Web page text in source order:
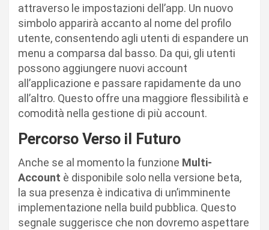
attraverso le impostazioni dell’app. Un nuovo
simbolo apparirà accanto al nome del profilo
utente, consentendo agli utenti di espandere un
menu a comparsa dal basso. Da qui, gli utenti
possono aggiungere nuovi account
all’applicazione e passare rapidamente da uno
all’altro. Questo offre una maggiore flessibilità e
comodità nella gestione di più account.
Percorso Verso il Futuro
Anche se al momento la funzione Multi-
Account è disponibile solo nella versione beta,
la sua presenza è indicativa di un’imminente
implementazione nella build pubblica. Questo
segnale suggerisce che non dovremo aspettare